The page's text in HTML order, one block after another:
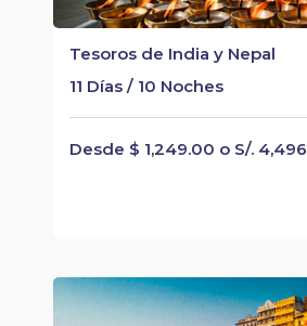
Tesoros de India y Nepal
11 Días / 10 Noches
Desde $ 1,249.00 o S/.